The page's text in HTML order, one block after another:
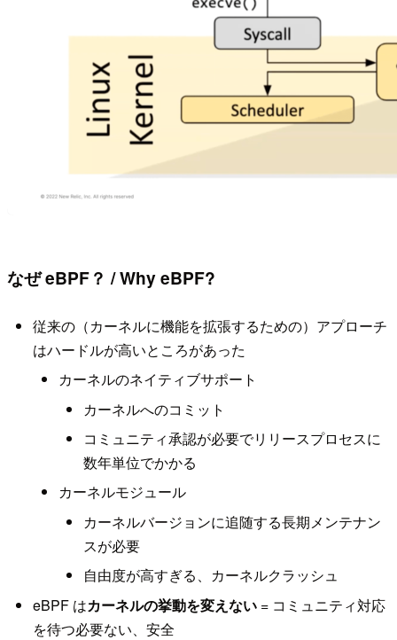
なぜ eBPF？ / Why eBPF?
従来の（カーネルに機能を拡張するための）アプローチ
はハードルが高いところがあった
カーネルのネイティブサポート
カーネルへのコミット
コミュニティ承認が必要でリリースプロセスに
数年単位でかかる
カーネルモジュール
カーネルバージョンに追随する長期メンテナン
スが必要
自由度が高すぎる、カーネルクラッシュ
eBPF はカーネルの挙動を変えない= コミュニティ対応
を待つ必要ない、安全